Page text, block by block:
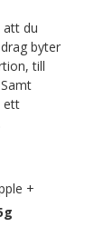
att du
byter
till
ett
+